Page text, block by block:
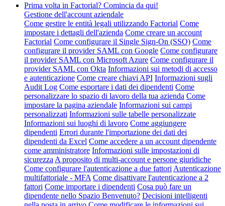
Prima volta in Factorial? Comincia da qui!
Gestione dell'account aziendale
Come gestire le entità legali utilizzando Factorial Come
impostare i dettagli dell'azienda Come creare un account
Factorial Come configurare il Single Sign-On (SSO) Come
configurare il provider SAML con Google Come configurare
il provider SAML con Microsoft Azure Come configurare il
provider SAML con Okta Informazioni sui metodi di accesso
e autenticazione Come creare chiavi API Informazioni sugli
Audit Log Come esportare i dati dei dipendenti Come
personalizzare lo spazio di lavoro della tua azienda Come
impostare la pagina aziendale Informazioni sui campi
personalizzati Informazioni sulle tabelle personalizzate
Informazioni sui luoghi di lavoro Come aggiungere
dipendenti Errori durante l'importazione dei dati dei
dipendenti da Excel Come accedere a un account dipendente
come amministratore Informazioni sulle impostazioni di
sicurezza A proposito di multi-account e persone giuridiche
Come configurare l'autenticazione a due fattori Autenticazione
multifattoriale - MFA Come disattivare l'autenticazione a 2
fattori Come importare i dipendenti Cosa può fare un
dipendente nello Spazio Benvenuto? Decisioni intelligenti